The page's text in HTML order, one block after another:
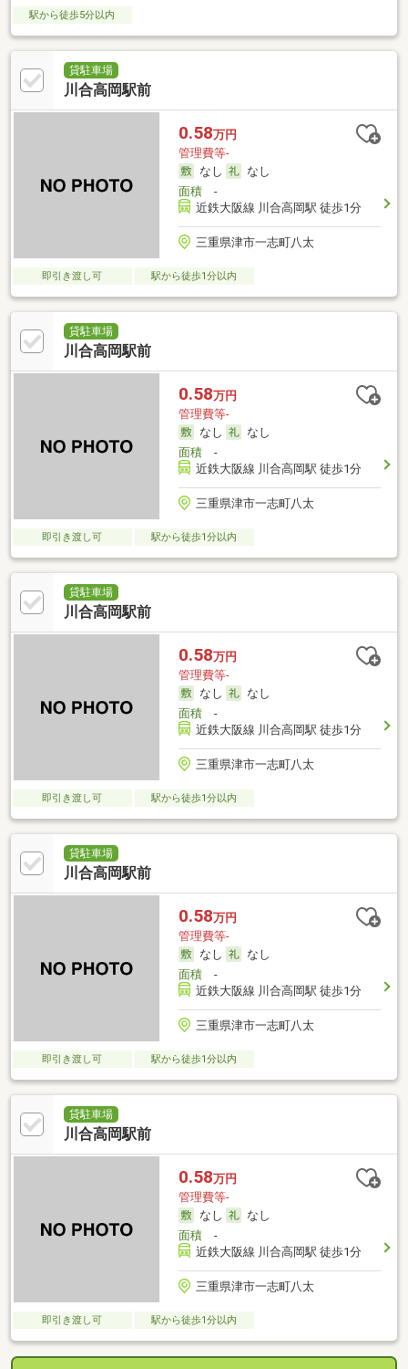
駅から徒歩5分以内
貸駐車場
川合高岡駅前
0.58万円
管理費等-
なし
なし
面積-
近鉄大阪線 川合高岡駅 徒歩1分
三重県津市一志町八太
即引き渡し可 駅から徒歩1分以内
貸駐車場
川合高岡駅前
0.58万円
管理費等-
なし
なし
面積-
近鉄大阪線 川合高岡駅 徒歩1分
三重県津市一志町八太
即引き渡し可 駅から徒歩1分以内
貸駐車場
川合高岡駅前
0.58万円
管理費等-
なし
なし
面積-
近鉄大阪線 川合高岡駅 徒歩1分
三重県津市一志町八太
即引き渡し可 駅から徒歩1分以内
貸駐車場
川合高岡駅前
0.58万円
管理費等-
なし
なし
面積-
近鉄大阪線 川合高岡駅 徒歩1分
三重県津市一志町八太
即引き渡し可 駅から徒歩1分以内
貸駐車場
川合高岡駅前
0.58万円
管理費等-
なし
なし
面積-
近鉄大阪線 川合高岡駅 徒歩1分
三重県津市一志町八太
即引き渡し可 駅から徒歩1分以内